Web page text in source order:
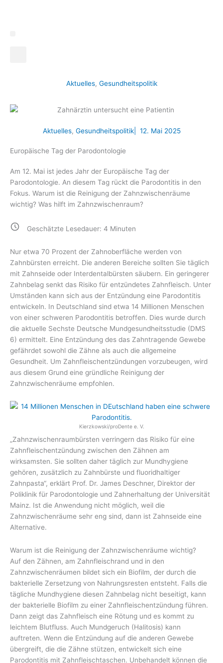
Aktuelles, Gesundheitspolitik
Aktuelles, Gesundheitspolitik| 12. Mai 2025
Europäische Tag der Parodontologie
Am 12. Mai ist jedes Jahr der Europäische Tag der
Parodontologie. An diesem Tag rückt die Parodontitis in den
Fokus. Warum ist die Reinigung der Zahnzwischenräume
wichtig? Was hilft im Zahnzwischenraum?
Geschätzte Lesedauer: 4 Minuten
Nur etwa 70 Prozent der Zahnoberfläche werden von
Zahnbürsten erreicht. Die anderen Bereiche sollten Sie täglich
mit Zahnseide oder Interdentalbürsten säubern. Ein geringerer
Zahnbelag senkt das Risiko für entzündetes Zahnfleisch. Unter
Umständen kann sich aus der Entzündung eine Parodontitis
entwickeln. In Deutschland sind etwa 14 Millionen Menschen
von einer schweren Parodontitis betroffen. Dies wurde durch
die aktuelle Sechste Deutsche Mundgesundheitsstudie (DMS
6) ermittelt. Eine Entzündung des das Zahntragende Gewebe
gefährdet sowohl die Zähne als auch die allgemeine
Gesundheit. Um Zahnfleischentzündungen vorzubeugen, wird
aus diesem Grund eine gründliche Reinigung der
Zahnzwischenräume empfohlen.
Kierzkowski/proDente e. V.
„Zahnzwischenraumbürsten verringern das Risiko für eine
Zahnfleischentzündung zwischen den Zähnen am
wirksamsten. Sie sollten daher täglich zur Mundhygiene
gehören, zusätzlich zu Zahnbürste und fluoridhaltiger
Zahnpasta“, erklärt Prof. Dr. James Deschner, Direktor der
Poliklinik für Parodontologie und Zahnerhaltung der Universität
Mainz. Ist die Anwendung nicht möglich, weil die
Zahnzwischenräume sehr eng sind, dann ist Zahnseide eine
Alternative.
Warum ist die Reinigung der Zahnzwischenräume wichtig?
Auf den Zähnen, am Zahnfleischrand und in den
Zahnzwischenräumen bildet sich ein Biofilm, der durch die
bakterielle Zersetzung von Nahrungsresten entsteht. Falls die
tägliche Mundhygiene diesen Zahnbelag nicht beseitigt, kann
der bakterielle Biofilm zu einer Zahnfleischentzündung führen.
Dann zeigt das Zahnfleisch eine Rötung und es kommt zu
leichtem Blutfluss. Auch Mundgeruch (Halitosis) kann
auftreten. Wenn die Entzündung auf die anderen Gewebe
übergreift, die die Zähne stützen, entwickelt sich eine
Parodontitis mit Zahnfleischtaschen. Unbehandelt können die